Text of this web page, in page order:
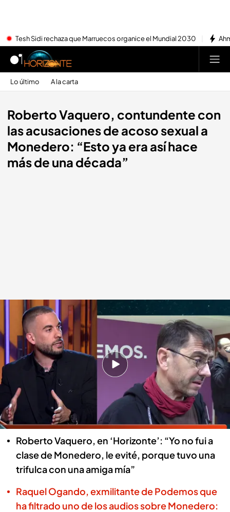
Tesh Sidi rechaza que Marruecos organice el Mundial 2030
Lo último A la carta
Roberto Vaquero, contundente con
las acusaciones de acoso sexual a
Monedero: “Esto ya era así hace
más de una década”
Roberto Vaquero, escritor e historiador, en 'Horizonte'
Horizonte
21 FEB 2025 - 01:12h.
El escritor, historiador y colaborador de
‘Horizonte’ ha hablado del cofundador de
Podemos cuando coincidieron en la
universidad
Roberto Vaquero, en ‘Horizonte’: “Yo no fui a
clase de Monedero, le evité, porque tuvo una
trifulca con una amiga mía”
Raquel Ogando, exmilitante de Podemos que
ha filtrado uno de los audios sobre Monedero: